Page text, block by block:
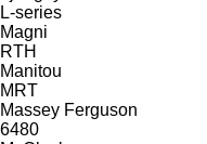
L-series
Magni
RTH
Manitou
MRT
Massey Ferguson
6480